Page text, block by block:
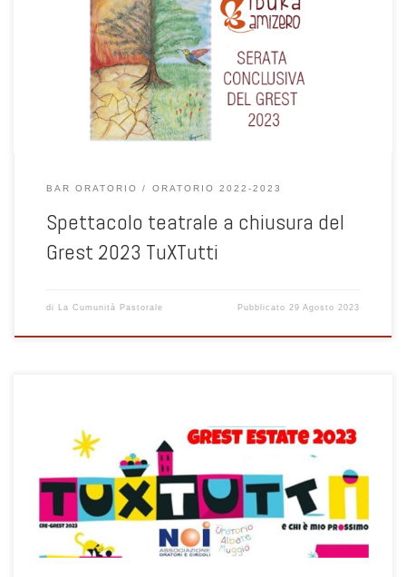
Venerdì 8 settembre ore 21:00 in Sala della Comunità ad Albate.
Aperto a tutti !
BAR ORATORIO ORATORIO 2022-2023
Spettacolo teatrale a chiusura del
Grest 2023 TuXTutti
di La Cumunità Pastorale Pubblicato29 Agosto 2023
Carissimi, ci apprestiamo a iniziare il nuovo anno pastorale e a
preparare l’apertura del nuovo anno oratoriano il prossimo ottobre,
con le Feste delle Parrocchie di Muggiò e Albate. Intanto dal 4 all’8
settembre, sarà ancora tempo di “Oratorio estivo”, con l’animazione
“TUXTUTTI”. Siamo grati per questo surplus di cura, attenzione […]